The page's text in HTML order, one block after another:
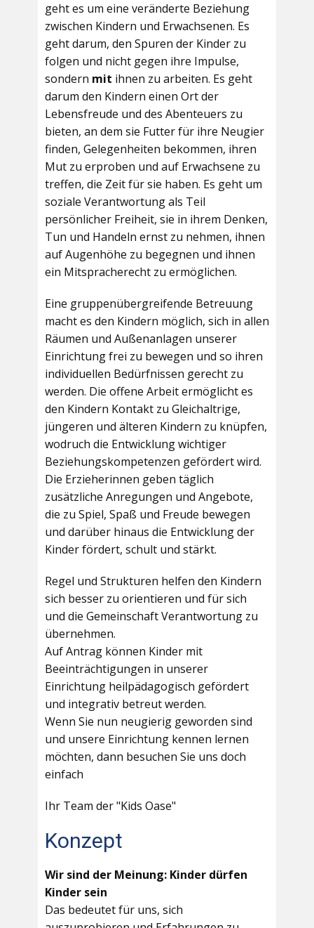
geht es um eine veränderte Beziehung
zwischen Kindern und Erwachsenen. Es
geht darum, den Spuren der Kinder zu
folgen und nicht gegen ihre Impulse,
sondern mit ihnen zu arbeiten. Es geht
darum den Kindern einen Ort der
Lebensfreude und des Abenteuers zu
bieten, an dem sie Futter für ihre Neugier
finden, Gelegenheiten bekommen, ihren
Mut zu erproben und auf Erwachsene zu
treffen, die Zeit für sie haben. Es geht um
soziale Verantwortung als Teil
persönlicher Freiheit, sie in ihrem Denken,
Tun und Handeln ernst zu nehmen, ihnen
auf Augenhöhe zu begegnen und ihnen
ein Mitspracherecht zu ermöglichen.
Eine gruppenübergreifende Betreuung
macht es den Kindern möglich, sich in allen
Räumen und Außenanlagen unserer
Einrichtung frei zu bewegen und so ihren
individuellen Bedürfnissen gerecht zu
werden. Die offene Arbeit ermöglicht es
den Kindern Kontakt zu Gleichaltrige,
jüngeren und älteren Kindern zu knüpfen,
wodruch die Entwicklung wichtiger
Beziehungskompetenzen gefördert wird.
Die Erzieherinnen geben täglich
zusätzliche Anregungen und Angebote,
die zu Spiel, Spaß und Freude bewegen
und darüber hinaus die Entwicklung der
Kinder fördert, schult und stärkt.
Regel und Strukturen helfen den Kindern
sich besser zu orientieren und für sich
und die Gemeinschaft Verantwortung zu
übernehmen.
Auf Antrag können Kinder mit
Beeinträchtigungen in unserer
Einrichtung heilpädagogisch gefördert
und integrativ betreut werden.
Wenn Sie nun neugierig geworden sind
und unsere Einrichtung kennen lernen
möchten, dann besuchen Sie uns doch
einfach
Ihr Team der "Kids Oase"
Konzept
Wir sind der Meinung: Kinder dürfen
Kinder sein
Das bedeutet für uns, sich